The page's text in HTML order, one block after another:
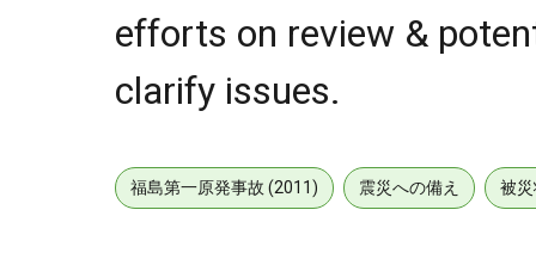
efforts on review &
clarify issues.
福島第一原発事故 (2011) 震災への備え 被災